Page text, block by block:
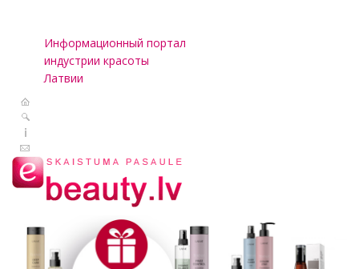
Информационный портал
индустрии красоты
Латвии